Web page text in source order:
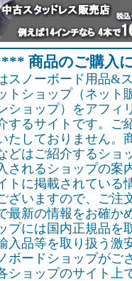
商品のご購入
スノーボード用品&
トショップ（ネット
ショップ）をアフィ
するサイトです。ご
たしておりません。
どはご紹介するショ
されるショップの案
トに掲載されている
ざいますので、ご注
最新の情報をお確か
プには国内正規品を
入品等を取り扱う激
ボードショップがご
ショップのサイト上